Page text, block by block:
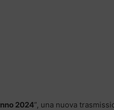
2024”, una nuova